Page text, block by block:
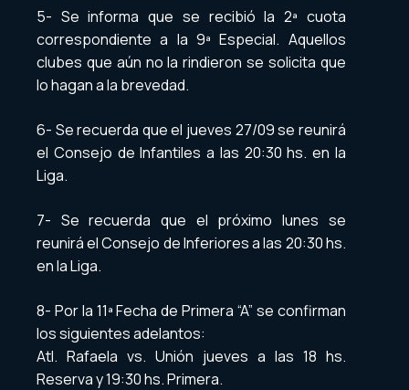
5- Se informa que se recibió la 2ª cuota
correspondiente a la 9ª Especial. Aquellos
clubes que aún no la rindieron se solicita que
lo hagan a la brevedad.
6- Se recuerda que el jueves 27/09 se reunirá
el Consejo de Infantiles a las 20:30 hs. en la
Liga.
7- Se recuerda que el próximo lunes se
reunirá el Consejo de Inferiores a las 20:30 hs.
en la Liga.
8- Por la 11ª Fecha de Primera “A” se confirman
los siguientes adelantos:
Atl. Rafaela vs. Unión jueves a las 18 hs.
Reserva y 19:30 hs. Primera.